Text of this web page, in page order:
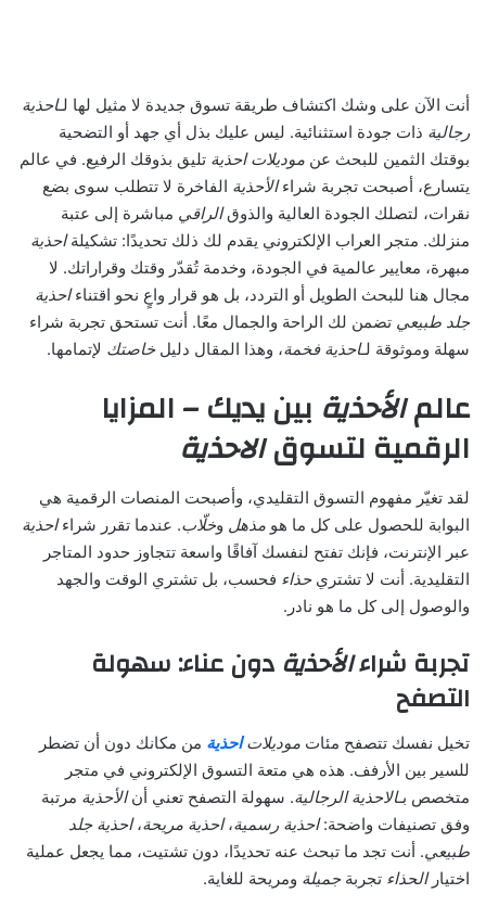
أنت الآن على وشك اكتشاف طريقة تسوق جديدة لا مثيل لها لـاحذية
رجالية ذات جودة استثنائية. ليس عليك بذل أي جهد أو التضحية
بوقتك الثمين للبحث عن موديلات احذية تليق بذوقك الرفيع. في عالم
يتسارع، أصبحت تجربة شراءالأحذية الفاخرة لا تتطلب سوى بضع
نقرات، لتصلك الجودة العالية والذوقالراقي مباشرة إلى عتبة
منزلك. متجر العراب الإلكتروني يقدم لك ذلك تحديدًا: تشكيلةاحذية
مبهرة، معايير عالمية في الجودة، وخدمة تُقدّر وقتك وقراراتك. لا
مجال هنا للبحث الطويل أو التردد، بل هو قرار واعٍ نحو اقتناءاحذية
جلد طبيعي تضمن لك الراحة والجمال معًا. أنت تستحق تجربة شراء
سهلة وموثوقة لـاحذية فخمة، وهذا المقال دليلخاصتك لإتمامها.
عالمالأحذية بين يديك – المزايا
الرقمية لتسوقالاحذية
لقد تغيّر مفهوم التسوق التقليدي، وأصبحت المنصات الرقمية هي
البوابة للحصول على كل ما هو مذهل وخلّاب. عندما تقرر شراءاحذية
عبر الإنترنت، فإنك تفتح لنفسك آفاقًا واسعة تتجاوز حدود المتاجر
التقليدية. أنت لا تشتريحذاء فحسب، بل تشتري الوقت والجهد
والوصول إلى كل ما هو نادر.
تجربة شراءالأحذيةدون عناء: سهولة
التصفح
تخيل نفسك تتصفح مئات موديلاتاحذية من مكانك دون أن تضطر
للسير بين الأرفف. هذه هي متعة التسوق الإلكتروني في متجر
متخصص بـالاحذية الرجالية. سهولة التصفح تعني أنالأحذية مرتبة
وفق تصنيفات واضحة:احذية رسمية،احذية مريحة،احذية جلد
طبيعي. أنت تجد ما تبحث عنه تحديدًا، دون تشتيت، مما يجعل عملية
اختيارالحذاء تجربةجميلة ومريحة للغاية.